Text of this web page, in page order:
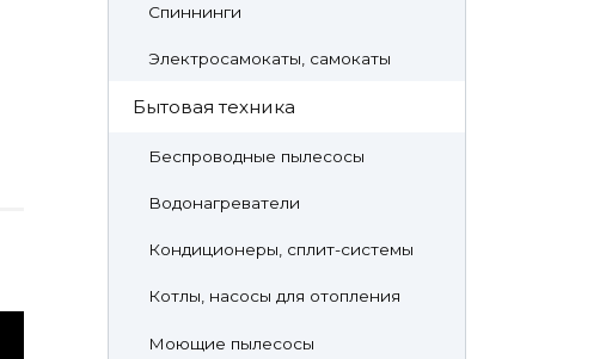
Спиннинги
Электросамокаты, самокаты
Бытовая техника
Беспроводные пылесосы
Водонагреватели
Кондиционеры, сплит-системы
Котлы, насосы для отопления
Моющие пылесосы